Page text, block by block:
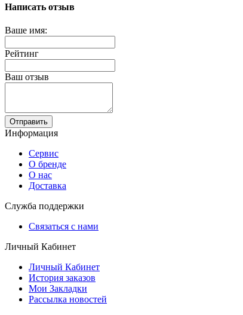
Написать отзыв
Ваше имя:
Рейтинг
Ваш отзыв
Отправить
Информация
Сервис
О бренде
О нас
Доставка
Служба поддержки
Связаться с нами
Личный Кабинет
Личный Кабинет
История заказов
Мои Закладки
Рассылка новостей